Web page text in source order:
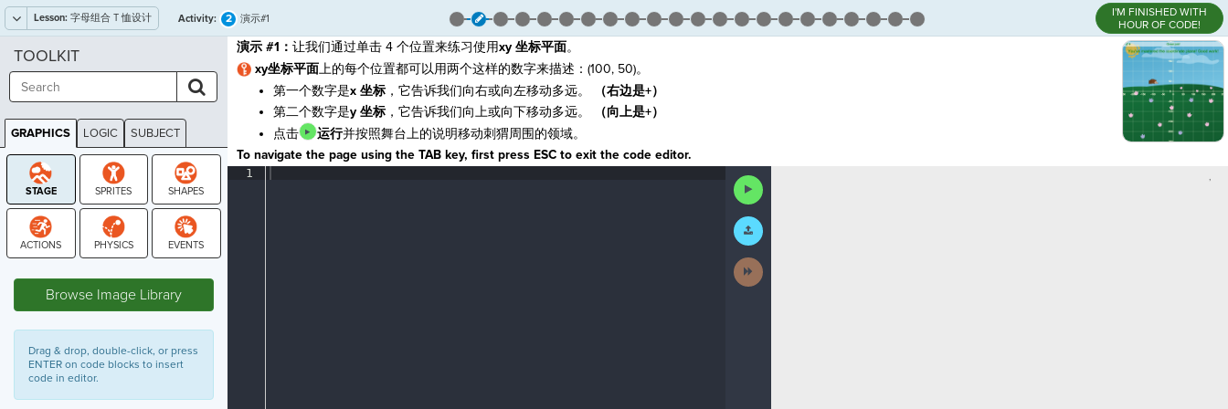
Lesson: 字母组合 T 恤设计 Activity: 2 演示#1
I'M FINISHED WITH
HOUR OF CODE!
演示 #1： 让我们通过单击 4 个位置来练习使用xy 坐标平面。
xy坐标平面上的每个位置都可以用两个这样的数字来描述：(100, 50)。
第一个数字是x 坐标，它告诉我们向右或向左移动多远。
（右边是+）
第二个数字是y 坐标，它告诉我们向上或向下移动多远。
（向上是+）
点击
运行并按照舞台上的说明移动刺猬周围的领域。
To navigate the page using the TAB key, first press ESC to exit the code editor.
1
Run
Code
Submit
Work
Next
Activity
,
TOOLKIT
GRAPHICS LOGIC SUBJECT
GRAPHICS
Browse Image Library
Drag & drop, double-click, or press
ENTER on code blocks to insert
code in editor.